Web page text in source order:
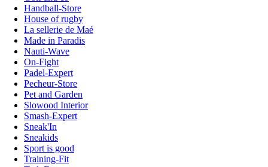
Handball-Store
House of rugby
La sellerie de Maé
Made in Paradis
Nauti-Wave
On-Fight
Padel-Expert
Pecheur-Store
Pet and Garden
Slowood Interior
Smash-Expert
Sneak'In
Sneakids
Sport is good
Training-Fit